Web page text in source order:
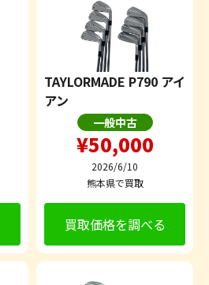
TAYLORMADE P790 アイ
アン
一般中古
¥50,000
2026/6/10
熊本県で買取
買取価格を調べる